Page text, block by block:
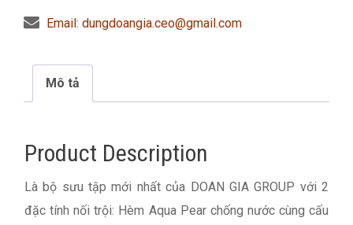
Email: dungdoangia.ceo@gmail.com
Mô tả
Product Description
Là bộ sưu tập mới nhất của DOAN GIA GROUP với 2
đặc tính nối trội: Hèm Aqua Pear chống nước cùng cấu